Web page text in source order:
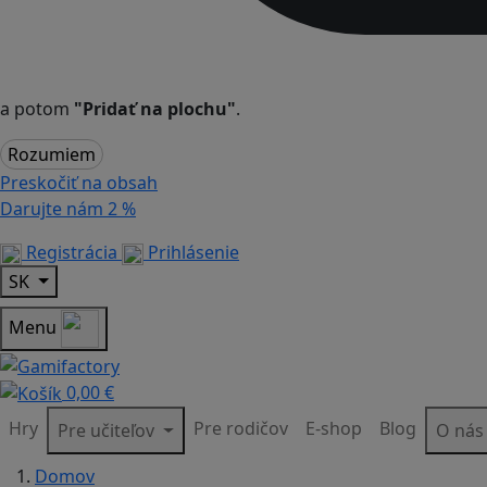
a potom "Pridať na plochu".
Rozumiem
Preskočiť na obsah
Darujte nám 2 %
Registrácia
Prihlásenie
SK
Menu
0,00 €
Hry
Pre učiteľov Pre rodičov E-shop Blog
O nás
Domov